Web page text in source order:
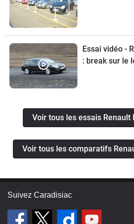
Essai vidéo -
: break sur le
Voir tous les essais Renault
Voir tous les comparatifs
Suivez Caradisiac